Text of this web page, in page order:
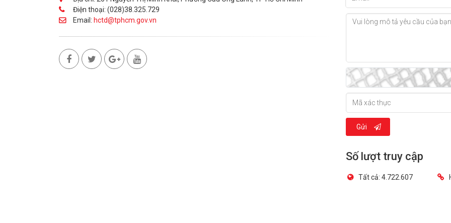
Điện thoại: (028)38.325.729
Email: hctd@tphcm.gov.vn
Gửi
Số lượt truy cập
Tất cả: 4.722.607